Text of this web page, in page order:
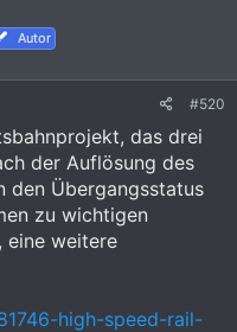
Autor
#520
das drei
der Auflösung des
den Übergangsstatus
zu wichtigen
eine weitere
high-speed-rail-